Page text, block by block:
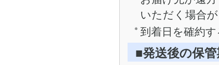
いただく場合
到着日を確約
■発送後の保